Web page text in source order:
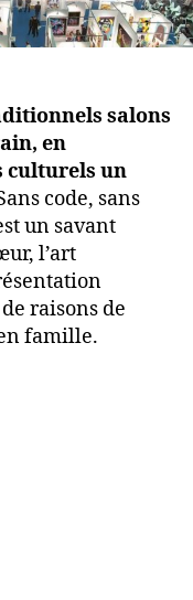
salons
en
culturels un
code, sans
un savant
l’art
raisons de
famille.